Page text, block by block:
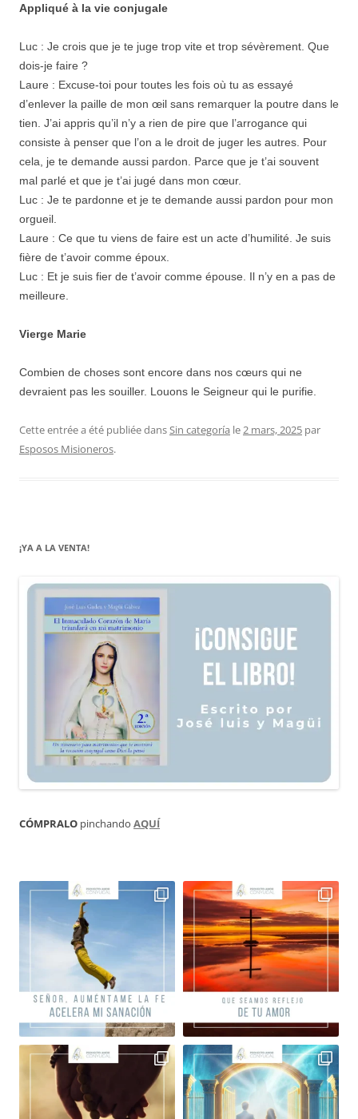
Appliqué à la vie conjugale
Luc : Je crois que je te juge trop vite et trop sévèrement. Que
dois-je faire ?
Laure : Excuse-toi pour toutes les fois où tu as essayé
d’enlever la paille de mon œil sans remarquer la poutre dans le
tien. J’ai appris qu’il n’y a rien de pire que l’arrogance qui
consiste à penser que l’on a le droit de juger les autres. Pour
cela, je te demande aussi pardon. Parce que je t’ai souvent
mal parlé et que je t’ai jugé dans mon cœur.
Luc : Je te pardonne et je te demande aussi pardon pour mon
orgueil.
Laure : Ce que tu viens de faire est un acte d’humilité. Je suis
fière de t’avoir comme époux.
Luc : Et je suis fier de t’avoir comme épouse. Il n’y en a pas de
meilleure.
Vierge Marie
Combien de choses sont encore dans nos cœurs qui ne
devraient pas les souiller. Louons le Seigneur qui le purifie.
Cette entrée a été publiée dansSin categoría le2 mars, 2025 par
Esposos Misioneros.
¡YA A LA VENTA!
CÓMPRALO pinchando AQUÍ